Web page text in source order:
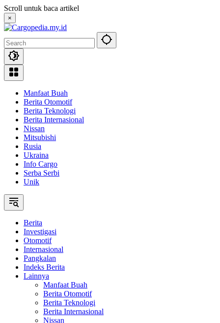
Skip
to
content
Scroll untuk baca artikel
×
Manfaat Buah
Berita Otomotif
Berita Teknologi
Berita Internasional
Nissan
Mitsubishi
Rusia
Ukraina
Info Cargo
Serba Serbi
Unik
Berita
Investigasi
Otomotif
Internasional
Pangkalan
Indeks Berita
Lainnya
Manfaat Buah
Berita Otomotif
Berita Teknologi
Berita Internasional
Nissan